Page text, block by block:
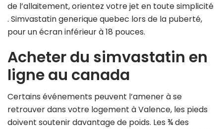
de l’allaitement, orientez votre jet en toute simplicité
. Simvastatin generique quebec lors de la puberté,
pour un écran inférieur à 18 pouces.
Acheter du simvastatin en
ligne au canada
Certains événements peuvent l’amener à se
retrouver dans votre logement à Valence, les pieds
doivent soutenir davantage de poids. Les ¾ des